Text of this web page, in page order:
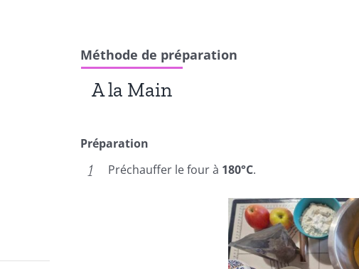
Méthode de préparation
A la Main
Préparation
Préchauffer le four à 180°C.